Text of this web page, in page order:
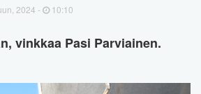
2024 - 10:10
vinkkaa Pasi Parviainen.